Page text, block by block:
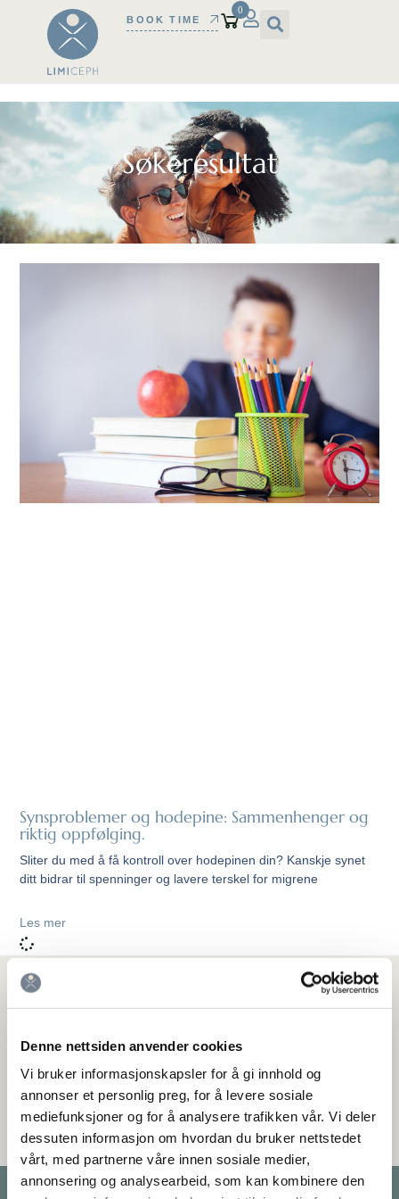
Denne nettsiden anvender cookies
Vi bruker informasjonskapsler for å gi innhold og
annonser et personlig preg, for å levere sosiale
mediefunksjoner og for å analysere trafikken vår. Vi deler
dessuten informasjon om hvordan du bruker nettstedet
vårt, med partnerne våre innen sosiale medier,
annonsering og analysearbeid, som kan kombinere den
BOOK TIME
0
Søkeresultat
Synsproblemer og hodepine: Sammenhenger og
riktig oppfølging.
Sliter du med å få kontroll over hodepinen din? Kanskje synet
ditt bidrar til spenninger og lavere terskel for migrene
Les mer
Meld deg på nyhetsbrev
hodepine.